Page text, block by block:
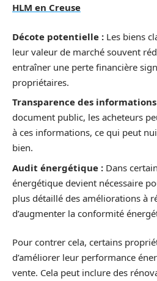
HLM en Creuse
Décote potentielle : Les biens
leur valeur de marché souvent
entraîner une perte financière
propriétaires.
Transparence des
document public, les acheteurs
à ces informations, ce qui peut
bien.
Audit énergétique : Dans
énergétique devient nécessaire
plus détaillé des améliorations à
d’augmenter la conformité
Pour contrer cela, certains
d’améliorer leur performance
vente. Cela peut inclure des